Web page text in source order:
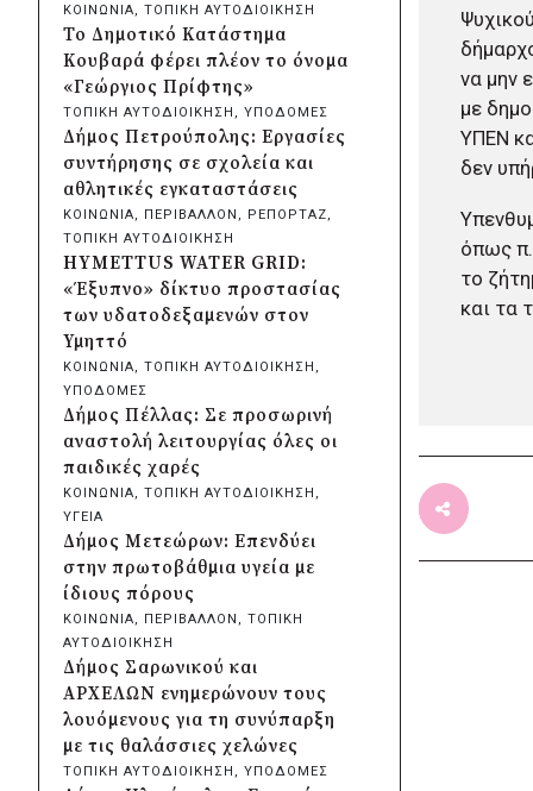
να μην
με
ΥΠΕΝ
δεν
όπως
το
και τα
ψηφιακή μετάβαση των
επιχειρήσεων
πριν από 19 ώρες
Δήμος Σαρωνικού και
ΑΡΧΕΛΩΝ ενημερώνουν τους
λουόμενους για τη συνύπαρξη
με τις θαλάσσιες χελώνες
πριν από 20 ώρες
Δήμος Κυθήρων: Απαγόρευση
πρόσβασης στην παραλία
Λυκοδήμου για λόγους
ασφαλείας
πριν από 20 ώρες
Προφυλακίστηκε ο δήμαρχος
Στυλίδας για τη φωτιά στη
Βοιωτία – Σε αναστολή το
αιολικό πάρκο
πριν από 2 μέρες
Δήμος Ηλιούπολης: Εργασίες
αναβάθμισης στα αθλητικά
κέντρα ενόψει της νέας χρονιάς
πριν από 2 μέρες
Περιφέρεια Κεντρικής
Μακεδονίας: Λύση για τη
μεταφορά 16.500 μαθητών
πριν από 2 μέρες
Περιφέρεια Στερεάς Ελλάδας:
Ενίσχυση του ΕΣΥ με 34 νέα
ασθενοφόρα από πόρους του
ΕΣΠΑ
ΚΟΙΝΩΝΙΑ, ΤΟΠΙΚΗ ΑΥΤΟΔΙΟΙΚΗΣΗ
Το Δημοτικό Κατάστημα
Κουβαρά φέρει πλέον το όνομα
«Γεώργιος Πρίφτης»
ΤΟΠΙΚΗ ΑΥΤΟΔΙΟΙΚΗΣΗ , ΥΠΟΔΟΜΕΣ
Δήμος Πετρούπολης: Εργασίες
συντήρησης σε σχολεία και
αθλητικές εγκαταστάσεις
ΚΟΙΝΩΝΙΑ, ΠΕΡΙΒΑΛΛΟΝ , ΡΕΠΟΡΤΑΖ
ΤΟΠΙΚΗ ΑΥΤΟΔΙΟΙΚΗΣΗ
HYMETTUS WATER GRID:
«Έξυπνο» δίκτυο προστασίας
των υδατοδεξαμενών στον
Υμηττό
ΚΟΙΝΩΝΙΑ, ΤΟΠΙΚΗ ΑΥΤΟΔΙΟΙΚΗΣΗ
ΥΠΟΔΟΜΕΣ
Δήμος Πέλλας: Σε προσωρινή
αναστολή λειτουργίας όλες οι
παιδικές χαρές
ΚΟΙΝΩΝΙΑ, ΤΟΠΙΚΗ ΑΥΤΟΔΙΟΙΚΗΣΗ
ΥΓΕΙΑ
Δήμος Μετεώρων: Επενδύει
στην πρωτοβάθμια υγεία με
ίδιους πόρους
ΚΟΙΝΩΝΙΑ, ΠΕΡΙΒΑΛΛΟΝ , ΤΟΠΙΚΗ
ΑΥΤΟΔΙΟΙΚΗΣΗ
Δήμος Σαρωνικού και
ΑΡΧΕΛΩΝ ενημερώνουν τους
λουόμενους για τη συνύπαρξη
με τις θαλάσσιες χελώνες
ΤΟΠΙΚΗ ΑΥΤΟΔΙΟΙΚΗΣΗ , ΥΠΟΔΟΜΕΣ